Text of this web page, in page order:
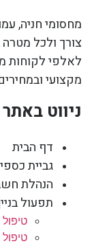
מחסומי חניה,
צורך ולכל
לאלפי לקוחות
מקצועי
ניווט באתר
דף הבית
גביית
הנהלת
תפעול בניין